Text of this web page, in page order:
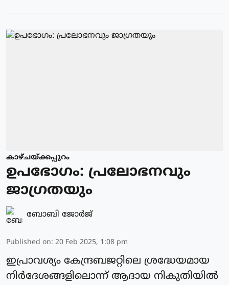
കാഴ്ചയ്ക്കപ്പുറം
ഉപഭോഗം: പ്രലോഭനവും
ജാഗ്രതയും
ബോബി ജോര്‍ജ്
Published on: 20 Feb 2025, 1:08 pm
ഇപ്രാവശ്യം കേന്ദ്രബജറ്റിലെ ശ്രദ്ധേയമായ
നിര്‍ദേശങ്ങളിലൊന്ന് ആദായ നികുതിയില്‍